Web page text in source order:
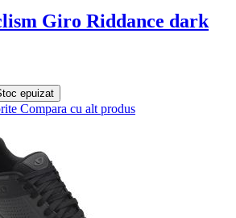
Giro Riddance dark
epuizat
Compara cu alt produs